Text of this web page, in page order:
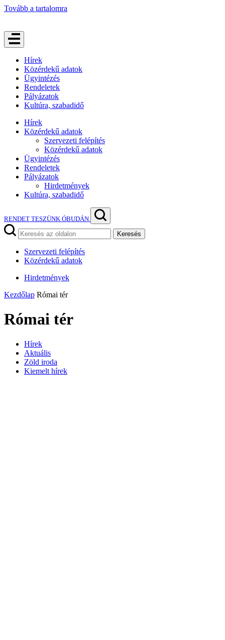
Tovább a tartalomra
Hírek
Közérdekű adatok
Ügyintézés
Rendeletek
Pályázatok
Kultúra, szabadidő
Hírek
Közérdekű adatok
Szervezeti felépítés
Közérdekű adatok
Ügyintézés
Rendeletek
Pályázatok
Hirdetmények
Kultúra, szabadidő
RENDET TESZÜNK ÓBUDÁN
Keresés
Szervezeti felépítés
Közérdekű adatok
Hirdetmények
Kezdőlap Római tér
Római tér
Hírek
Aktuális
Zöld iroda
Kiemelt hírek